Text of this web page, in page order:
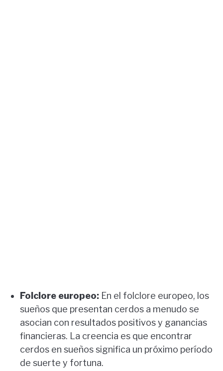
Folclore europeo: En el folclore europeo, los
sueños que presentan cerdos a menudo se
asocian con resultados positivos y ganancias
financieras. La creencia es que encontrar
cerdos en sueños significa un próximo período
de suerte y fortuna.